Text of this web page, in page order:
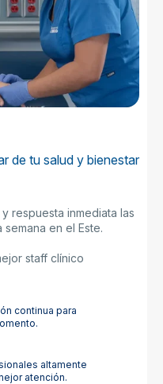
de tu salud y bienestar
respuesta inmediata las
en el Este.
staff clínico
continua para
altamente
atención.